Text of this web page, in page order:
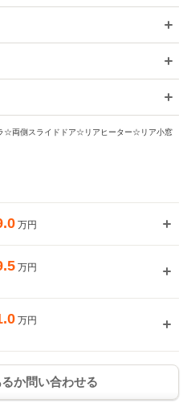
☆両側スライドドア☆リアヒーター☆リア小窓
万円
万円
万円
か問い合わせる